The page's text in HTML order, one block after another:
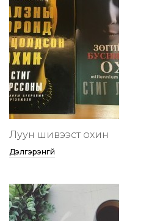
Луун шивээст охин
Дэлгэрэнгүй